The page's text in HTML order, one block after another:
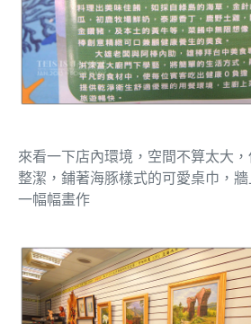
來看一下店內環境，空間不算太大
整潔，鋪著海豚樣式的可愛桌巾，
一幅幅畫作